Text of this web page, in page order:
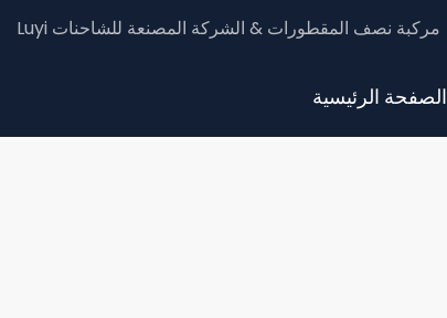
Luyi مركبة نصف المقطورات & الشركة المصنعة للشاحنات
الصفحة الرئيسية